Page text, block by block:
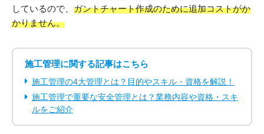
しているので、 ガントチャート作成のために追加コストがか
かりません。
施工管理に関する記事はこちら
施工管理の4大管理とは？目的やスキル・資格を解説！
施工管理で重要な安全管理とは？業務内容や資格・スキ
ルをご紹介